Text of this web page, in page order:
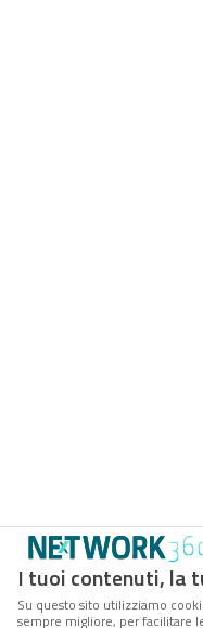
I tuoi contenuti, la
Su questo sito utilizziamo
sempre migliore, per facilitare